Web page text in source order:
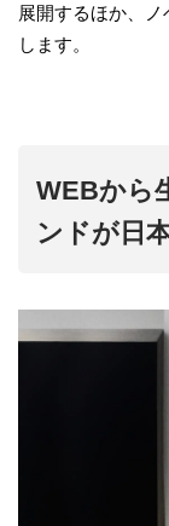
展開するほか、
します。
WEBから
ンドが日